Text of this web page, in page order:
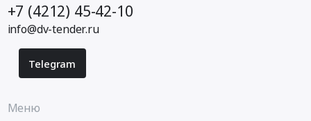
+7 (4212) 45-42-10
info@dv-tender.ru
Telegram
Меню